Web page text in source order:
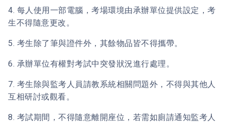
4. 每人使用一部電腦，考場環境由承辦單位提供設定，考
生不得隨意更改。
5. 考生除了筆與證件外，其餘物品皆不得攜帶。
6. 承辦單位有權對考試中突發狀況進行處理。
7. 考生除與監考人員請教系統相關問題外，不得與其他人
互相研討或觀看。
8. 考試期間，不得隨意離開座位，若需如廁請通知監考人